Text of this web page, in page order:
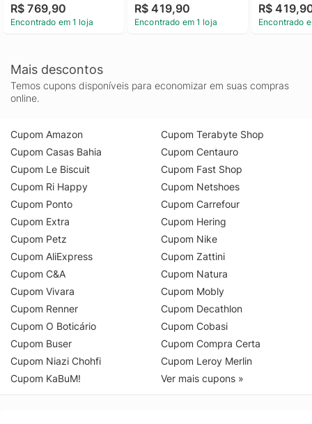
R$ 769,90
Encontrado em 1 loja
R$ 419,90
Encontrado em 1 loja
R$
Encontrado
Mais descontos
Temos cupons disponíveis para economizar em suas compras
online.
Cupom Amazon
Cupom Casas Bahia
Cupom Le Biscuit
Cupom Ri Happy
Cupom Ponto
Cupom Extra
Cupom Petz
Cupom AliExpress
Cupom C&A
Cupom Vivara
Cupom Renner
Cupom O Boticário
Cupom Buser
Cupom Niazi Chohfi
Cupom KaBuM!
Cupom Terabyte Shop
Cupom Centauro
Cupom Fast Shop
Cupom Netshoes
Cupom Carrefour
Cupom Hering
Cupom Nike
Cupom Zattini
Cupom Natura
Cupom Mobly
Cupom Decathlon
Cupom Cobasi
Cupom Compra Certa
Cupom Leroy Merlin
Ver mais cupons »